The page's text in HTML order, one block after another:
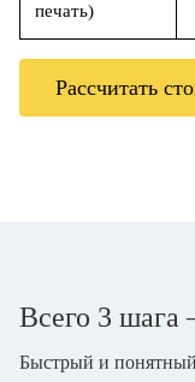
печать)
Рассчитать
Всего 3 шага
Быстрый и понятный